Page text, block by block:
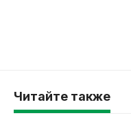
Читайте также